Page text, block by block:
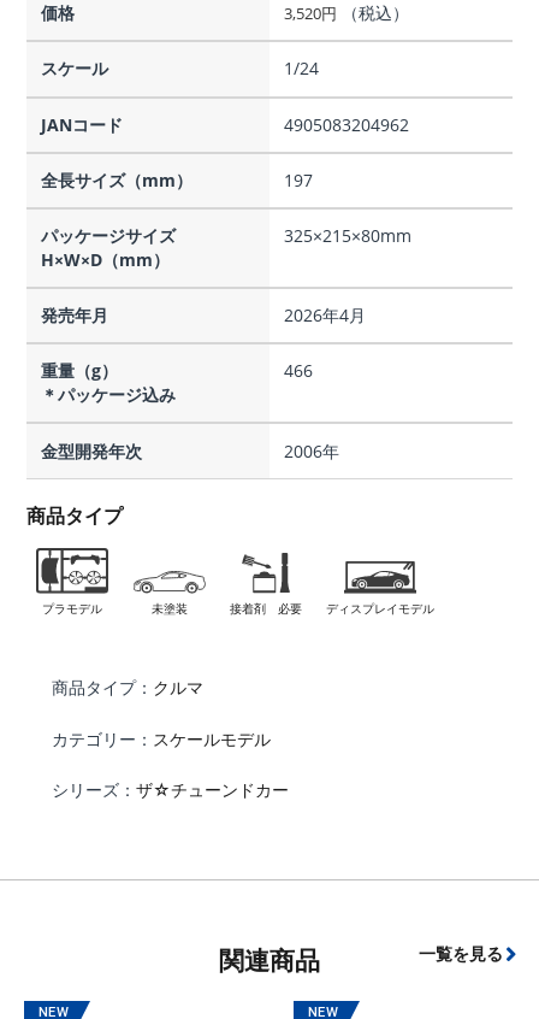
価格 3,520円 （税込）
スケール 1/24
JANコード 4905083204962
全長サイズ（mm） 197
パッケージサイズ
H×W×D（mm）
325×215×80mm
発売年月 2026年4月
重量（g）
＊パッケージ込み
466
金型開発年次 2006年
商品タイプ
プラモデル 未塗装 接着剤 必要 ディスプレイモデル
商品タイプ： クルマ
カテゴリー： スケールモデル
シリーズ： ザ☆チューンドカー
関連商品 一覧を見る